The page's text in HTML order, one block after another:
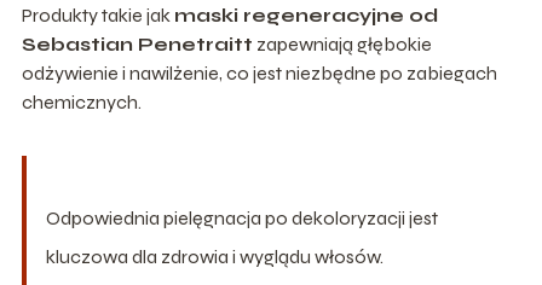
Produkty takie jak maski regeneracyjne od
Sebastian Penetraitt zapewniają głębokie
odżywienie i nawilżenie, co jest niezbędne po zabiegach
chemicznych.
Odpowiednia pielęgnacja po dekoloryzacji jest
kluczowa dla zdrowia i wyglądu włosów.